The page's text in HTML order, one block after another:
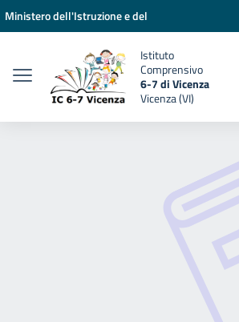
Vai ai contenuti
Vai al menu di navigazione
Vai al footer
Ministero dell'Istruzione e del
Istituto
Comprensivo
6-7 di Vicenza
Vicenza (VI)